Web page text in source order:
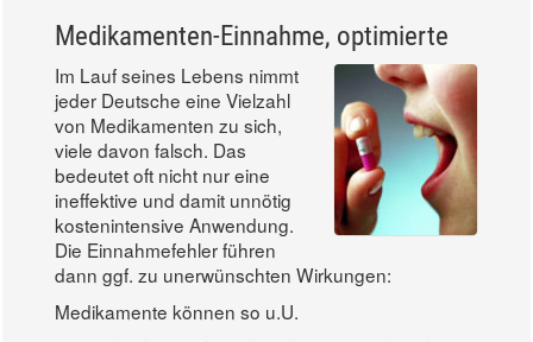
Medikamenten-Einnahme, optimierte
Im Lauf seines Lebens nimmt
jeder Deutsche eine Vielzahl
von Medikamenten zu sich,
viele davon falsch. Das
bedeutet oft nicht nur eine
ineffektive und damit unnötig
kostenintensive Anwendung.
Die Einnahmefehler führen
dann ggf. zu unerwünschten Wirkungen:
Medikamente können so u.U.